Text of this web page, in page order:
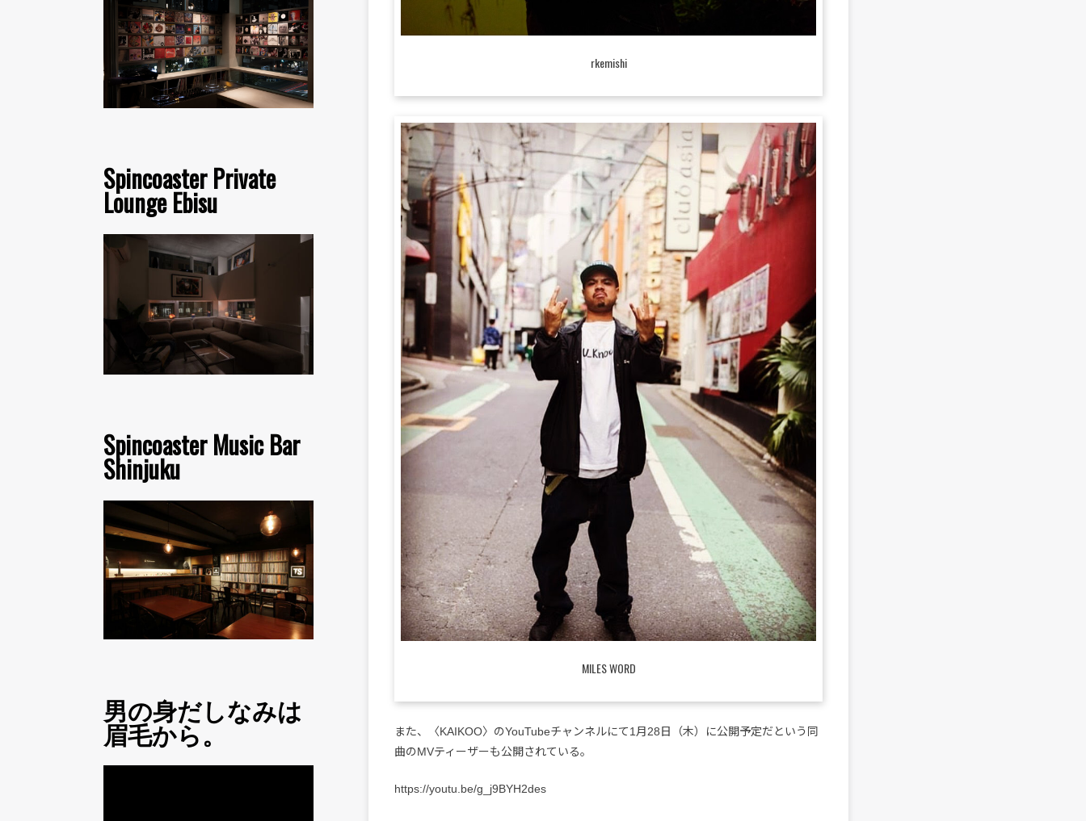
Spincoaster Private
Lounge Ebisu
Spincoaster Music Bar
Shinjuku
男の身だしなみは
眉毛から。
rkemishi
MILES WORD
また、〈KAIKOO〉のYouTubeチャンネルにて1月28日（木）に公開予定だという同
曲のMVティーザーも公開されている。
https://youtu.be/g_j9BYH2des